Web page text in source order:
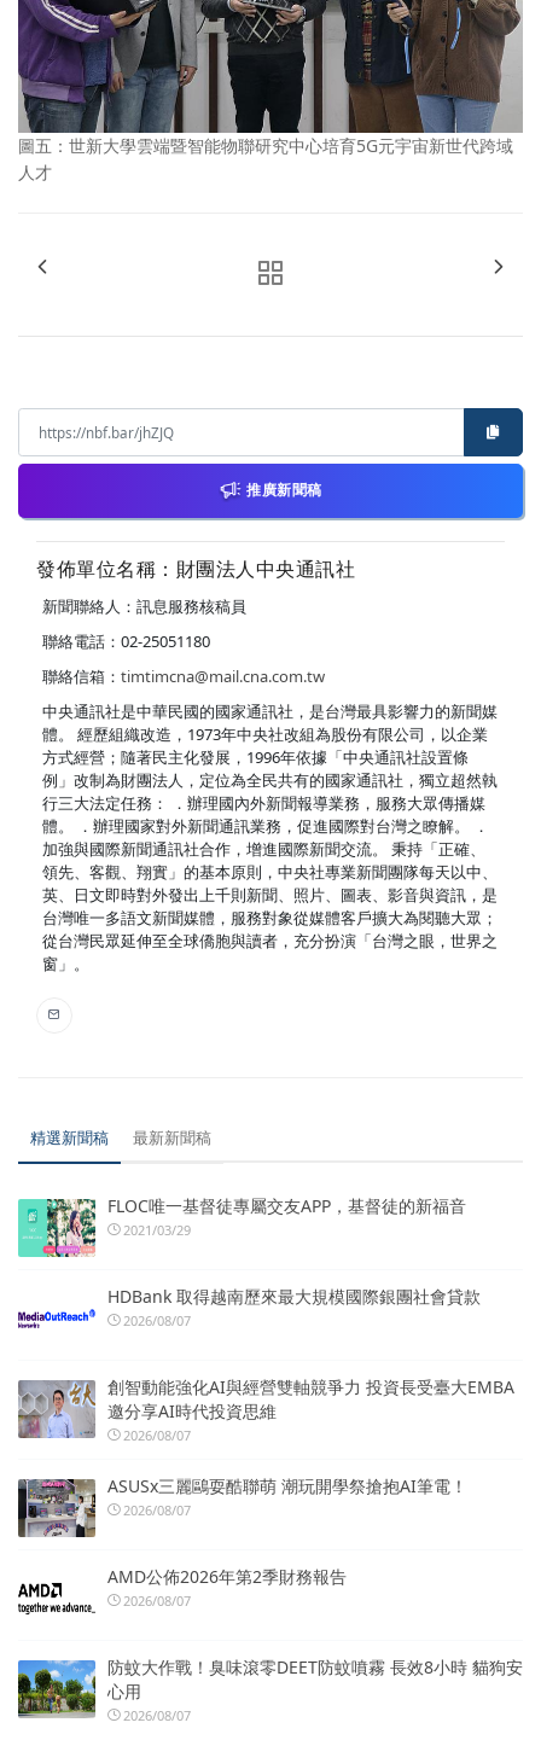
圖五：世新大學雲端暨智能物聯研究中心培育5G元宇宙新世代跨域
人才
推廣新聞稿
發佈單位名稱：財團法人中央通訊社
新聞聯絡人：訊息服務核稿員
聯絡電話：02-25051180
聯絡信箱： timtimcna@mail.cna.com.tw
中央通訊社是中華民國的國家通訊社，是台灣最具影響力的新聞媒
體。 經歷組織改造，1973年中央社改組為股份有限公司，以企業
方式經營；隨著民主化發展，1996年依據「中央通訊社設置條
例」改制為財團法人，定位為全民共有的國家通訊社，獨立超然執
行三大法定任務： ．辦理國內外新聞報導業務，服務大眾傳播媒
體。 ．辦理國家對外新聞通訊業務，促進國際對台灣之瞭解。 ．
加強與國際新聞通訊社合作，增進國際新聞交流。 秉持「正確、
領先、客觀、翔實」的基本原則，中央社專業新聞團隊每天以中、
英、日文即時對外發出上千則新聞、照片、圖表、影音與資訊，是
台灣唯一多語文新聞媒體，服務對象從媒體客戶擴大為閱聽大眾；
從台灣民眾延伸至全球僑胞與讀者，充分扮演「台灣之眼，世界之
窗」。
精選新聞稿 最新新聞稿
FLOC唯一基督徒專屬交友APP，基督徒的新福音
2021/03/29
HDBank 取得越南歷來最大規模國際銀團社會貸款
2026/08/07
創智動能強化AI與經營雙軸競爭力 投資長受臺大EMBA
邀分享AI時代投資思維
2026/08/07
ASUSx三麗鷗耍酷聯萌 潮玩開學祭搶抱AI筆電！
2026/08/07
AMD公佈2026年第2季財務報告
2026/08/07
防蚊大作戰！臭味滾零DEET防蚊噴霧 長效8小時 貓狗安
心用
2026/08/07